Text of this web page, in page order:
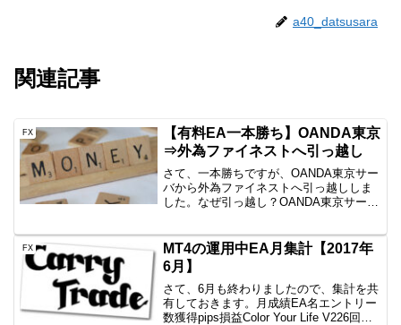
a40_datsusara
関連記事
FX
【有料EA一本勝ち】OANDA東京
⇒外為ファイネストへ引っ越し
さて、一本勝ちですが、OANDA東京サー
バから外為ファイネストへ引っ越ししま
した。なぜ引っ越し？OANDA東京サーバ
いたんです。が、一本勝ちが最近とんと
動かないし、動...
FX
MT4の運用中EA月集計【2017年
6月】
さて、6月も終わりましたので、集計を共
有しておきます。月成績EA名エントリー
数獲得pips損益Color Your Life V226回